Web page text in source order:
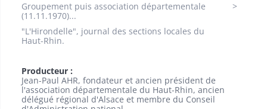
Groupement puis association départementale
(11.11.1970)...
"L'Hirondelle", journal des sections locales du
Haut-Rhin.
Producteur :
Jean-Paul AHR, fondateur et ancien président de
l'association départementale du Haut-Rhin, ancien
délégué régional d'Alsace et membre du Conseil